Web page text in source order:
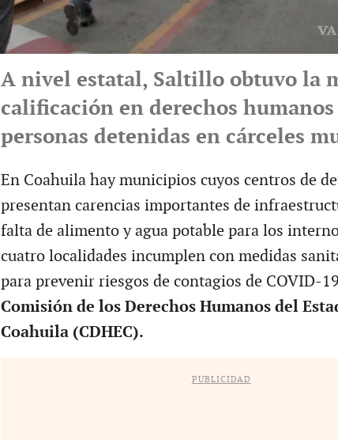
A nivel estatal, Saltillo obtuvo la
calificación en derechos humanos
personas detenidas en cárceles
En Coahuila hay municipios cuyos centros de
presentan carencias importantes de
falta de alimento y agua potable para los
cuatro localidades incumplen con medidas
para prevenir riesgos de contagios de COVID-19
Comisión de los Derechos Humanos del
Coahuila (CDHEC).
PUBLICIDAD